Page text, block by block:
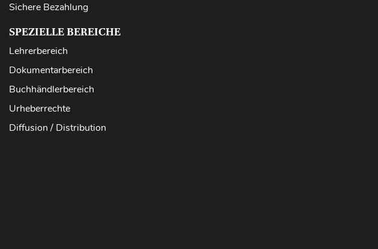
Sichere Bezahlung
SPEZIELLE BEREICHE
Lehrerbereich
Dokumentarbereich
Buchhändlerbereich
Urheberrechte
Diffusion / Distribution